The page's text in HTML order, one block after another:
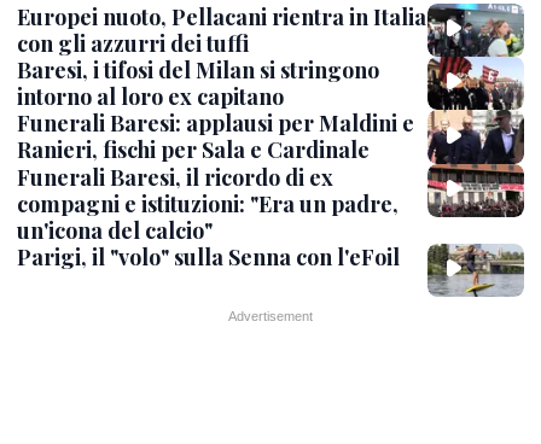
Europei nuoto, Pellacani rientra in Italia
con gli azzurri dei tuffi
Baresi, i tifosi del Milan si stringono
intorno al loro ex capitano
Funerali Baresi: applausi per Maldini e
Ranieri, fischi per Sala e Cardinale
Funerali Baresi, il ricordo di ex
compagni e istituzioni: "Era un padre,
un'icona del calcio"
Parigi, il "volo" sulla Senna con l'eFoil